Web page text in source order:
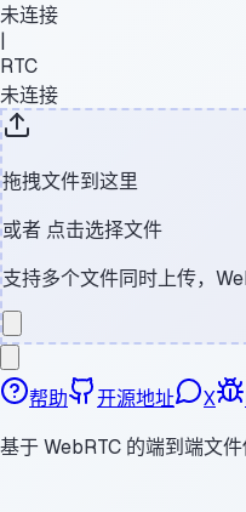
未连接
|
RTC
未连接
拖拽文件到这里
或者 点击选择文件
支持多个文件同时上传，
帮助 开源地址 X
基于 WebRTC 的端到端文